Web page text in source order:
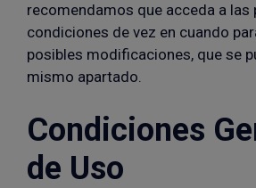
recomendamos que acceda a las
condiciones de vez en cuando
posibles modificaciones, que se
mismo apartado.
Condiciones
de Uso